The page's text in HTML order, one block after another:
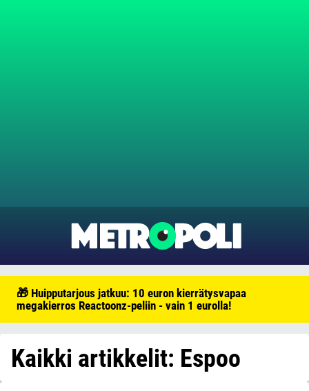
🎁 Huipputarjous jatkuu: 10 euron kierrätysvapaa
megakierros Reactoonz-peliin - vain 1 eurolla!
Kaikki artikkelit: Espoo